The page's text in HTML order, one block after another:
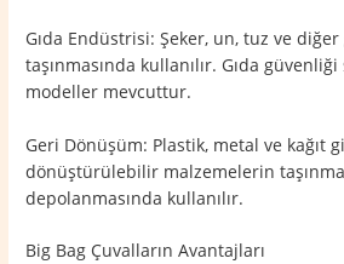
Gıda Endüstrisi: Şeker, un, tuz ve
taşınmasında kullanılır. Gıda
modeller mevcuttur.
Geri Dönüşüm: Plastik, metal ve kağıt
dönüştürülebilir malzemelerin
depolanmasında kullanılır.
Big Bag Çuvalların Avantajları